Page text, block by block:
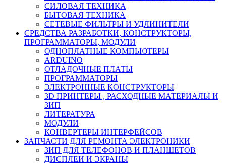
СИЛОВАЯ ТЕХНИКА
БЫТОВАЯ ТЕХНИКА
СЕТЕВЫЕ ФИЛЬТРЫ И УДЛИНИТЕЛИ
СРЕДСТВА РАЗРАБОТКИ, КОНСТРУКТОРЫ,
ПРОГРАММАТОРЫ, МОДУЛИ
ОДНОПЛАТНЫЕ КОМПЬЮТЕРЫ
ARDUINO
ОТЛАДОЧНЫЕ ПЛАТЫ
ПРОГРАММАТОРЫ
ЭЛЕКТРОННЫЕ КОНСТРУКТОРЫ
3D ПРИНТЕРЫ , РАСХОДНЫЕ МАТЕРИАЛЫ И
ЗИП
ЛИТЕРАТУРА
МОДУЛИ
КОНВЕРТЕРЫ ИНТЕРФЕЙСОВ
ЗАПЧАСТИ ДЛЯ РЕМОНТА ЭЛЕКТРОНИКИ
ЗИП ДЛЯ ТЕЛЕФОНОВ И ПЛАНШЕТОВ
ДИСПЛЕИ И ЭКРАНЫ